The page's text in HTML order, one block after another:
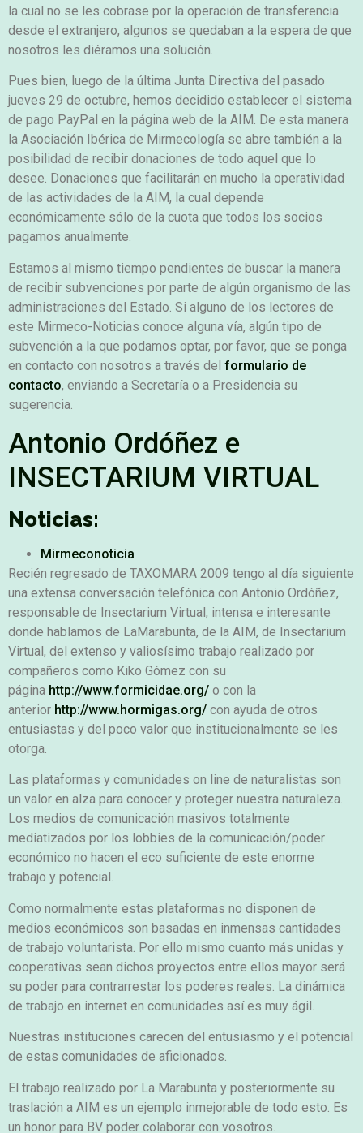
la cual no se les cobrase por la operación de transferencia
desde el extranjero, algunos se quedaban a la espera de que
nosotros les diéramos una solución.
Pues bien, luego de la última Junta Directiva del pasado
jueves 29 de octubre, hemos decidido establecer el sistema
de pago PayPal en la página web de la AIM. De esta manera
la Asociación Ibérica de Mirmecología se abre también a la
posibilidad de recibir donaciones de todo aquel que lo
desee. Donaciones que facilitarán en mucho la operatividad
de las actividades de la AIM, la cual depende
económicamente sólo de la cuota que todos los socios
pagamos anualmente.
Estamos al mismo tiempo pendientes de buscar la manera
de recibir subvenciones por parte de algún organismo de las
administraciones del Estado. Si alguno de los lectores de
este Mirmeco-Noticias conoce alguna vía, algún tipo de
subvención a la que podamos optar, por favor, que se ponga
en contacto con nosotros a través del formulario de
contacto, enviando a Secretaría o a Presidencia su
sugerencia.
Antonio Ordóñez e
INSECTARIUM VIRTUAL
Noticias:
Mirmeconoticia
Recién regresado de TAXOMARA 2009 tengo al día siguiente
una extensa conversación telefónica con Antonio Ordóñez,
responsable de Insectarium Virtual, intensa e interesante
donde hablamos de LaMarabunta, de la AIM, de Insectarium
Virtual, del extenso y valiosísimo trabajo realizado por
compañeros como Kiko Gómez con su
página http://www.formicidae.org/ o con la
anterior http://www.hormigas.org/ con ayuda de otros
entusiastas y del poco valor que institucionalmente se les
otorga.
Las plataformas y comunidades on line de naturalistas son
un valor en alza para conocer y proteger nuestra naturaleza.
Los medios de comunicación masivos totalmente
mediatizados por los lobbies de la comunicación/poder
económico no hacen el eco suficiente de este enorme
trabajo y potencial.
Como normalmente estas plataformas no disponen de
medios económicos son basadas en inmensas cantidades
de trabajo voluntarista. Por ello mismo cuanto más unidas y
cooperativas sean dichos proyectos entre ellos mayor será
su poder para contrarrestar los poderes reales. La dinámica
de trabajo en internet en comunidades así es muy ágil.
Nuestras instituciones carecen del entusiasmo y el potencial
de estas comunidades de aficionados.
El trabajo realizado por La Marabunta y posteriormente su
traslación a AIM es un ejemplo inmejorable de todo esto. Es
un honor para BV poder colaborar con vosotros.